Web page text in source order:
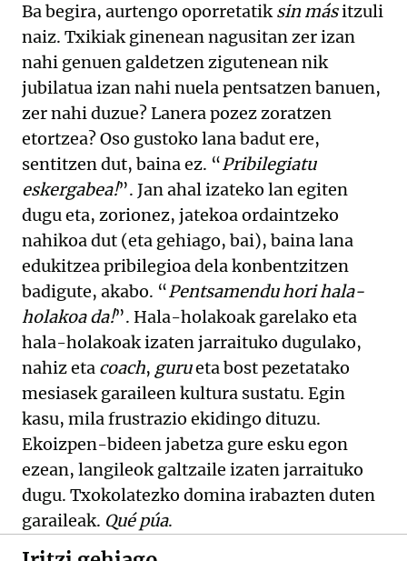
Ba begira, aurtengo oporretatiksin másitzuli
naiz. Txikiak ginenean nagusitan zer izan
nahi genuen galdetzen zigutenean nik
jubilatua izan nahi nuela pentsatzen banuen,
zer nahi duzue? Lanera pozez zoratzen
etortzea? Oso gustoko lana badut ere,
sentitzen dut, baina ez. “Pribilegiatu
eskergabea!”. Jan ahal izateko lan egiten
dugu eta, zorionez, jatekoa ordaintzeko
nahikoa dut (eta gehiago, bai), baina lana
edukitzea pribilegioa dela konbentzitzen
badigute, akabo. “Pentsamendu hori hala-
holakoa da!”. Hala-holakoak garelako eta
hala-holakoak izaten jarraituko dugulako,
nahiz eta coach, gurueta bost pezetatako
mesiasek garaileen kultura sustatu. Egin
kasu, mila frustrazio ekidingo dituzu.
Ekoizpen-bideen jabetza gure esku egon
ezean, langileok galtzaile izaten jarraituko
dugu. Txokolatezko domina irabazten duten
garaileak. Qué púa.